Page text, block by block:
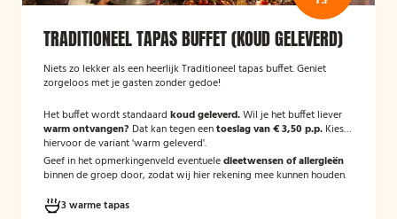
TRADITIONEEL TAPAS BUFFET (KOUD GELEVERD)
Niets zo lekker als een heerlijk Traditioneel tapas buffet. Geniet
zorgeloos met je gasten zonder gedoe!
Het buffet wordt standaard koud geleverd.Wil je het buffet liever
warm ontvangen? Dat kan tegen eentoeslag van € 3,50 p.p. Kies
hiervoor de variant 'warm geleverd'.
Geef in het opmerkingenveld eventueledieetwensen of allergieën
binnen de groep door, zodat wij hier rekening mee kunnen houden.
3 warme tapas